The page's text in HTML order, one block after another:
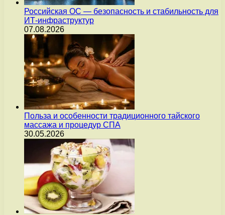
Российская ОС — безопасность и стабильность для
ИТ-инфраструктур
07.08.2026
Польза и особенности традиционного тайского
массажа и процедур СПА
30.05.2026